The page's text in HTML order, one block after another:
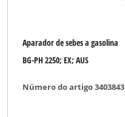
Aparador de sebes a gasolina
BG-PH 2250; EX; AUS
Número do artigo 3403843